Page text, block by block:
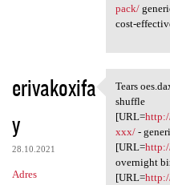
pack/
cost-
erivakoxifa
y
28.10.2021
Adres
Tears
Tears
shuffle
[URL=
xxx/-
[URL=
overnight
[URL=